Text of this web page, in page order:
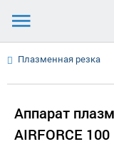
Плазменная резка
Аппарат
AIRFORCE